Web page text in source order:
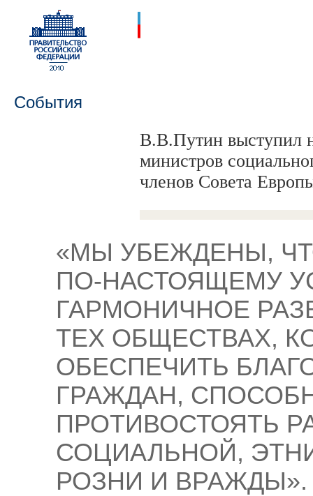
События
В.В.Путин выступил
министров
членов Совета
«МЫ УБЕЖДЕНЫ,
ПО-НАСТОЯЩЕМУ
ГАРМОНИЧНОЕ
ТЕХ ОБЩЕСТВАХ,
ОБЕСПЕЧИТЬ
ГРАЖДАН,
ПРОТИВОСТОЯТЬ
СОЦИАЛЬНОЙ,
РОЗНИ И ВРАЖДЫ».